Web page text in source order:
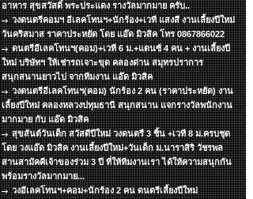
อาหาร สุขสวัสดิ์ พระประแดง รางวัลมากมาย ครับ..
วงดนตรีคอมฯ อีเลคโทนฯ+นักร้อง+เวที แสงสี งานเลี้ยงปีใหม่
วันคริสมาส ราคาประหยัด โดย แอ๊ด มิวสิค โทร 0867866022
ดนตรีอีเลคโทนฯ(คอม)+เวที 6 ม.+แดนซ์ 4 คน + งานเลี้ยงปี
ใหม่ บริษัทฯ ให้เช่ารถเจาะขุด คลองด่าน สมุทรปราการ
สนุกสนานยาวไป จากทีมงาน แอ๊ด มิวสิค
วงดนตรีอีเลคโทนฯ(คอม) นักร้อง 2 คน (ราคาประหยัด) งาน
เลี้ยงปีใหม่ คลองหลวงปทุมธานี สนุกสนาน แจกรางวัลพนักงาน
มากมาย กับ แอ๊ด มิวสิค
สุขสันต์วันเด็ก สวัสดีปีใหม่ วงดนตรี 3 ชิ้น +เวที 8 ม.ครบชุด
โดย วงแอ๊ด มิวสิค งานเลี้ยงปีใหม่+วันเด็ก ม.นาราสิริ วัชรพล
สานสามัคคีเจ้าของร่วม 3 ปี ที่ให้ทีมงานเรา ได้ให้ความสนุกกัน
พร้อมรางวัลมากมาย...
วงอีเลคโทนฯ+คอม+นักร้อง 2 คน ดนตรีเลี้ยงปีใหม่